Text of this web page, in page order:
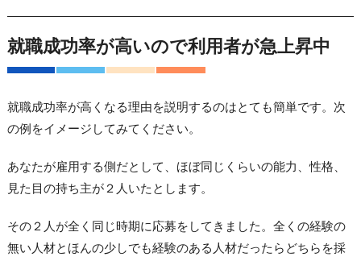
就職成功率が高いので利用者が急上昇中
就職成功率が高くなる理由を説明するのはとても簡単です。次
の例をイメージしてみてください。
あなたが雇用する側だとして、ほぼ同じくらいの能力、性格、
見た目の持ち主が２人いたとします。
その２人が全く同じ時期に応募をしてきました。全くの経験の
無い人材とほんの少しでも経験のある人材だったらどちらを採